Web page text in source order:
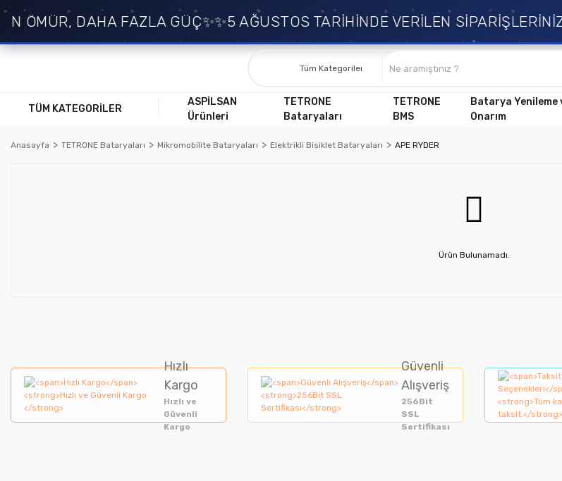
ÖMÜR, DAHA FAZLA GÜÇ✨✨5 AĞUSTOS TARİHİNDE VERİLEN
TÜM KATEGORİLER
ASPİLSAN
Ürünleri
TETRONE
Bataryaları
TETRONE
BMS
Batarya Yenileme
Onarım
Anasayfa TETRONE Bataryaları Mikromobilite Bataryaları Elektrikli Bisiklet Bataryaları APE RYDER
Ürün Bulunamadı.
Hızlı
Kargo
Hızlı ve
Güvenli
Kargo
Güvenli
Alışveriş
256Bit
SSL
Sertifikası